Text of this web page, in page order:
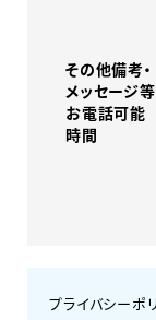
その他備考・
メッセージ等
お電話可能
時間
プライバシーポ